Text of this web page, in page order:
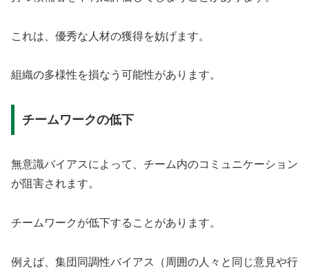
これは、優秀な人材の獲得を妨げます。
組織の多様性を損なう可能性があります。
チームワークの低下
無意識バイアスによって、チーム内のコミュニケーション
が阻害されます。
チームワークが低下することがあります。
例えば、集団同調性バイアス（周囲の人々と同じ意見や行